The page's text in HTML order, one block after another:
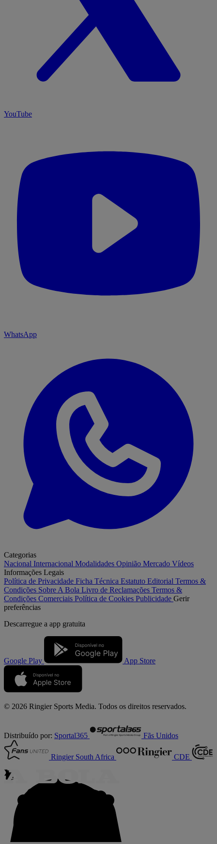
YouTube
WhatsApp
Categorias
Nacional Internacional Modalidades Opinião Mercado Vídeos
Informações Legais
Política de Privacidade Ficha Técnica Estatuto Editorial Termos &
Condições Sobre A Bola Livro de Reclamações Termos &
Condições Comerciais Política de Cookies Publicidade Gerir
preferências
Descarregue a app gratuita
Google Play App Store
© 2026 Ringier Sports Media. Todos os direitos reservados.
Distribuído por: Sportal365 Fãs Unidos
Ringier South Africa CDE